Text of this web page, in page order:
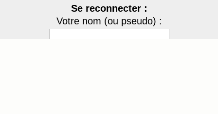
Se reconnecter :
Votre nom (ou pseudo) :